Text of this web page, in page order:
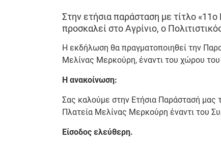
Στην ετήσια παράσταση με τίτλο
προσκαλεί στο Αγρίνιο, ο
Η εκδήλωση θα πραγματοποιηθεί την
Μελίνας Μερκούρη, έναντι του χώρου
Η ανακοίνωση:
Σας καλούμε στην Ετήσια Παράστασή μας
Πλατεία Μελίνας Μερκούρη έναντι του
Είσοδος ελεύθερη.